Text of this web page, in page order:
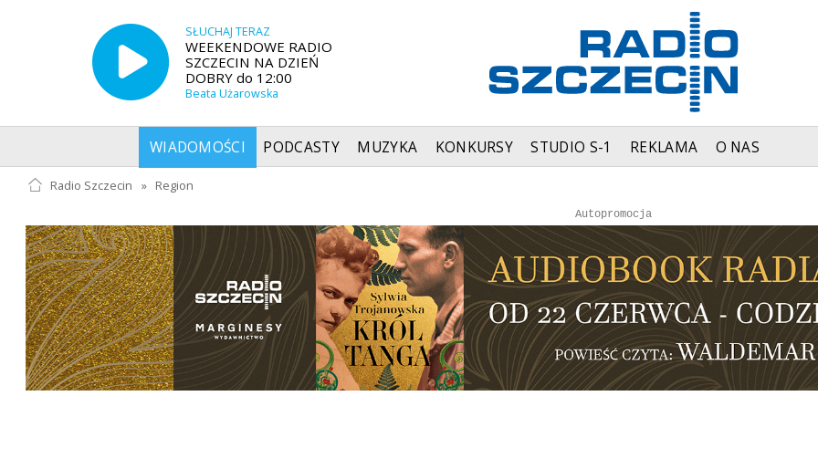
SŁUCHAJ TERAZ
WEEKENDOWE RADIO
SZCZECIN NA DZIEŃ
DOBRY do 12:00
Beata Użarowska
WIADOMOŚCI PODCASTY MUZYKA KONKURSY STUDIO S-1 REKLAMA O NAS
Radio Szczecin » Region
Autopromocja
Reklama
Autopromocja